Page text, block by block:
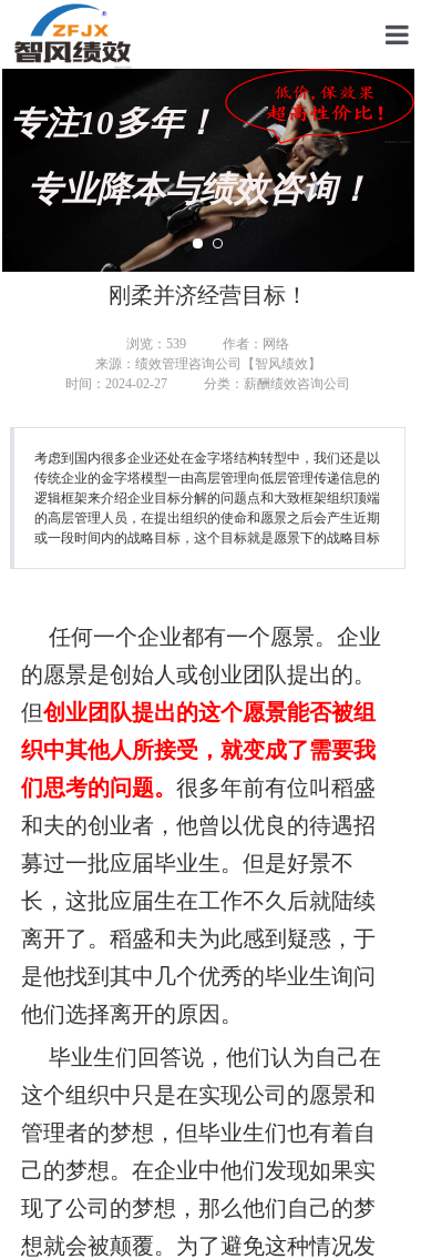
专注10多年！
专业降本与绩效咨询！
首页
关于我
薪酬设
文化绩
降本增
联系我
刚柔并济经营目标！
浏览： 539
作者：网络
来源：绩效管理咨询公司【智风绩效】
时间：2024-02-27
分类：薪酬绩效咨询公司
考虑到国内很多企业还处在金字塔结构转型中，我们还是以
传统企业的金字塔模型一由高层管理向低层管理传递信息的
逻辑框架来介绍企业目标分解的问题点和大致框架组织顶端
的高层管理人员，在提出组织的使命和愿景之后会产生近期
或一段时间内的战略目标，这个目标就是愿景下的战略目标
任何一个企业都有一个愿景。企业
的愿景是创始人或创业团队提出的。
但创业团队提出的这个愿景能否被组
织中其他人所接受，就变成了需要我
们思考的问题。很多年前有位叫稻盛
和夫的创业者，他曾以优良的待遇招
募过一批应届毕业生。但是好景不
长，这批应届生在工作不久后就陆续
离开了。稻盛和夫为此感到疑惑，于
是他找到其中几个优秀的毕业生询问
他们选择离开的原因。
毕业生们回答说，他们认为自己在
这个组织中只是在实现公司的愿景和
管理者的梦想，但毕业生们也有着自
己的梦想。在企业中他们发现如果实
现了公司的梦想，那么他们自己的梦
想就会被颠覆。为了避免这种情况发